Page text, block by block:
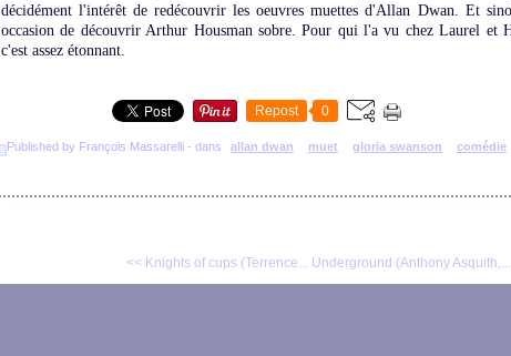
décidément l'intérêt de redécouvrir les oeuvres muettes d'Allan Dwan. Et
occasion de découvrir Arthur Housman sobre. Pour qui l'a vu chez Laurel et
c'est assez étonnant.
Repost 0
Published by François Massarelli - dans allan dwan muet gloria swanson comédie
<< Knights of cups (Terrence... Underground (Anthony